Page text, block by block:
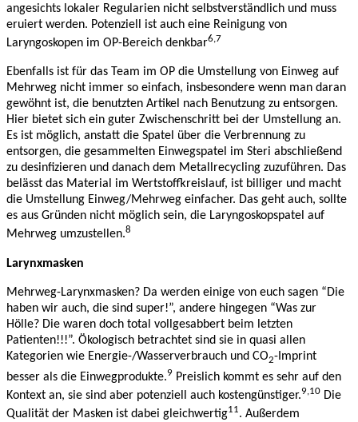
angesichts lokaler Regularien nicht selbstverständlich und muss
eruiert werden. Potenziell ist auch eine Reinigung von
Laryngoskopen im OP-Bereich denkbar6,7
Ebenfalls ist für das Team im OP die Umstellung von Einweg auf
Mehrweg nicht immer so einfach, insbesondere wenn man daran
gewöhnt ist, die benutzten Artikel nach Benutzung zu entsorgen.
Hier bietet sich ein guter Zwischenschritt bei der Umstellung an.
Es ist möglich, anstatt die Spatel über die Verbrennung zu
entsorgen, die gesammelten Einwegspatel im Steri abschließend
zu desinfizieren und danach dem Metallrecycling zuzuführen. Das
belässt das Material im Wertstoffkreislauf, ist billiger und macht
die Umstellung Einweg/Mehrweg einfacher. Das geht auch, sollte
es aus Gründen nicht möglich sein, die Laryngoskopspatel auf
Mehrweg umzustellen.8
Larynxmasken
Mehrweg-Larynxmasken? Da werden einige von euch sagen “Die
haben wir auch, die sind super!”, andere hingegen “Was zur
Hölle? Die waren doch total vollgesabbert beim letzten
Patienten!!!”. Ökologisch betrachtet sind sie in quasi allen
Kategorien wie Energie-/Wasserverbrauch und CO2-Imprint
besser als die Einwegprodukte.9 Preislich kommt es sehr auf den
Kontext an, sie sind aber potenziell auch kostengünstiger.9,10 Die
Qualität der Masken ist dabei gleichwertig11. Außerdem